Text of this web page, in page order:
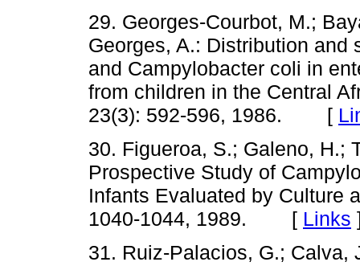
29. Georges-Courbot, M.;
Georges, A.: Distribution and
and Campylobacter coli in
from children in the Central
23(3): 592-596, 1986. [
30. Figueroa, S.; Galeno, H.;
Prospective Study of
Infants Evaluated by Culture
1040-1044, 1989. [ Links
31. Ruiz-Palacios, G.; Calva,